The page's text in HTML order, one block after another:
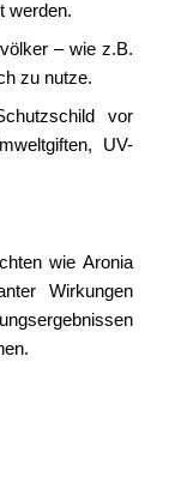
werden.
– wie z.B.
zu nutze.
vor
UV-
wie Aronia
Wirkungen